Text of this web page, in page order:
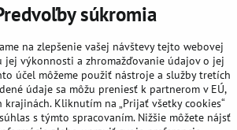
Príslušenstvo Rezačky KAUFMANN
súkromia
na zlepšenie vašej návštevy tejto webovej
jej výkonnosti a zhromažďovanie údajov o jej
účel môžeme použiť nástroje a služby tretích
údaje sa môžu preniesť k partnerom v EÚ,
krajinách. Kliknutím na „Prijať všetky cookies“
s týmto spracovaním. Nižšie môžete nájsť